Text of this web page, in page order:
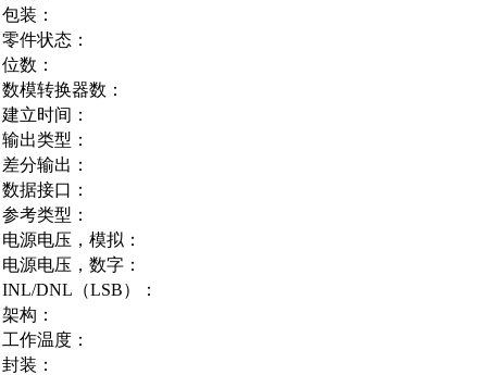
包装：
零件状态：
位数：
数模转换器数：
建立时间：
输出类型：
差分输出：
数据接口：
参考类型：
电源电压，模拟：
电源电压，数字：
INL/DNL（LSB）：
架构：
工作温度：
封装：